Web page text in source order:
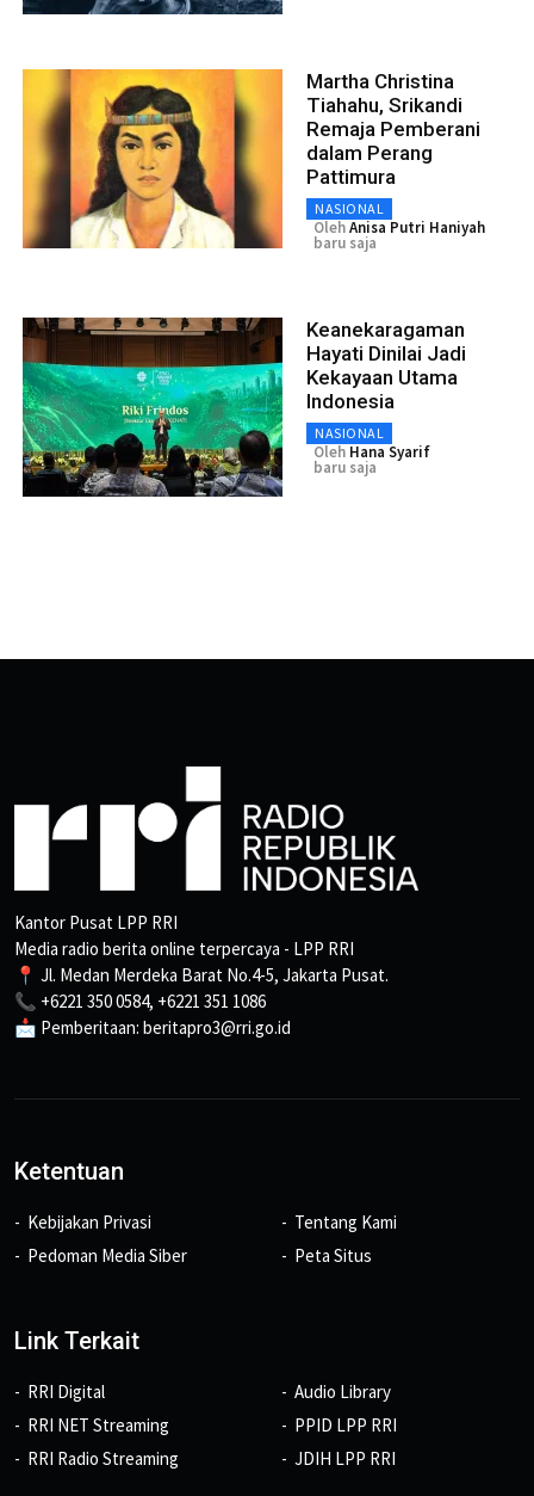
Martha Christina
Tiahahu, Srikandi
Remaja Pemberani
dalam Perang
Pattimura
NASIONAL
OlehAnisa Putri Haniyah
baru saja
Keanekaragaman
Hayati Dinilai Jadi
Kekayaan Utama
Indonesia
NASIONAL
Oleh Hana Syarif
baru saja
Kantor Pusat LPP RRI
Media radio berita online terpercaya - LPP RRI
📍 Jl. Medan Merdeka Barat No.4-5, Jakarta Pusat.
📞 +6221 350 0584, +6221 351 1086
📩 Pemberitaan: beritapro3@rri.go.id
Ketentuan
Kebijakan Privasi
Pedoman Media Siber
Tentang Kami
Peta Situs
Link Terkait
RRI Digital
RRI NET Streaming
RRI Radio Streaming
Audio Library
PPID LPP RRI
JDIH LPP RRI